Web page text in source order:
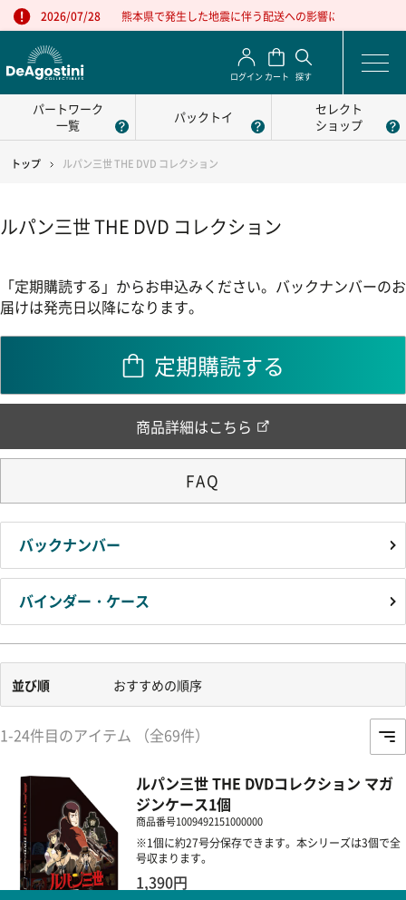
2026/07/28 熊本県で発生した地震に伴う配送への影響について
ログイン カート 探す
パートワーク
一覧
パックトイ
セレクト
ショップ
トップ ルパン三世 THE DVD コレクション
ルパン三世 THE DVD コレクション
バックナンバー
バインダー・ケース
「定期購読する」からお申込みください。バックナンバーのお
届けは発売日以降になります。
定期購読する
商品詳細はこちら
FAQ
並び順 おすすめの順序
1-24件目のアイテム （全69件）
ルパン三世 THE DVDコレクション マガ
ジンケース1個
商品番号1009492151000000
※1個に約27号分保存できます。本シリーズは3個で全
号収まります。
1,390円